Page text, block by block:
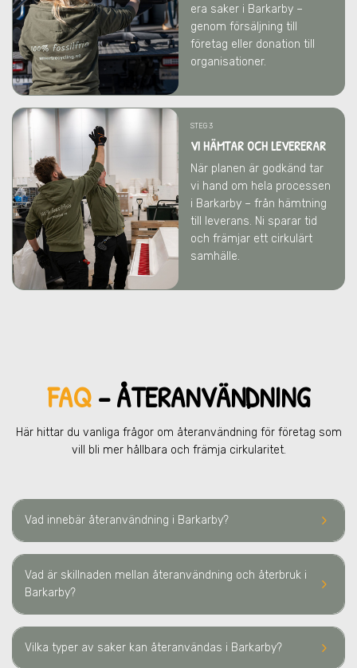
era saker i Barkarby –
genom försäljning till
företag eller donation till
organisationer.
STEG 3
VI HÄMTAR OCH LEVERERAR
När planen är godkänd tar
vi hand om hela processen
i Barkarby – från hämtning
till leverans. Ni sparar tid
och främjar ett cirkulärt
samhälle.
FAQ– ÅTERANVÄNDNING
Här hittar du vanliga frågor om återanvändning för företag som
vill bli mer hållbara och främja cirkularitet.
keyboard_arrow_right
Vad innebär återanvändning i Barkarby?
keyboard_arrow_right
Vad är skillnaden mellan återanvändning och återbruk i
Barkarby?
keyboard_arrow_right
Vilka typer av saker kan återanvändas i Barkarby?